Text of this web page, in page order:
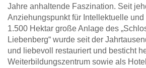
Jahre anhaltende Faszination. Seit
Anziehungspunkt für Intellektuelle
1.500 Hektar große Anlage des
Liebenberg“ wurde seit der
und liebevoll restauriert und besticht
Weiterbildungszentrum sowie als